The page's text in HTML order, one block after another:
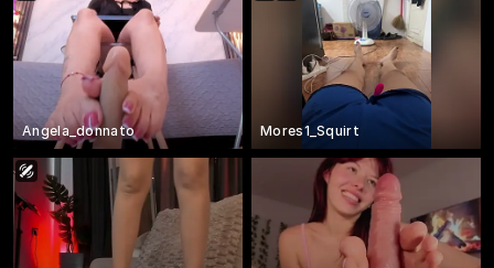
Angela_donnato Mores1_Squirt